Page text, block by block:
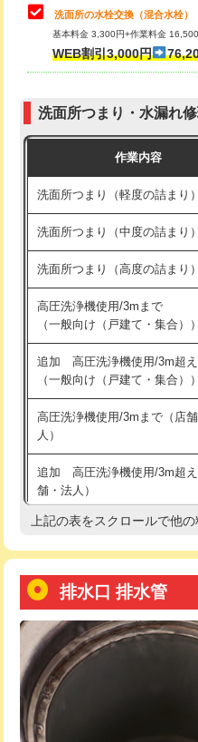
マス交換（深さ50㎝未満）
マス交換（深さ50㎝以上）
モルタル補修（厚さ10㎝まで）
モルタル補修（厚さ10㎝超え）
洗面台設置
バスタブ設置
追加人工
廃棄・処分
※給水管工事は20mmまでの
交換・取付(混合水栓（壁付・
式・ワンホール）)
（P/S/ポップアップ））
交換・取付（その他部品）
持込商品取付（単水栓）
持込商品取付（混合水栓）
持込商品取付（浄水器・分岐
給水管工事※（ホール加工)
給水管工事※（バンド止め)
給水管工事※（支持金具設置)
給水管工事※（保温材使用（
め込み）)
給水管工事※（土の掘削・埋
業)
用/3ｍまで)
用（追加）/3ｍ超え)
給水管工事※（ライニング鋼
管・ポリ管・HT管使用/3ｍま
給水管工事※（ライニング鋼管
管・ポリ管・HT管使用/3ｍ超
排水管工事（土の掘削・埋め
洗面所の水栓交換（混合水栓）
基本料金 3,300円+作業料金
WEB割引3,000円
洗面所つまり・水漏れ
作業内容
洗面所つまり（軽度の詰まり）
洗面所つまり（中度の詰まり）
洗面所つまり（高度の詰まり）
高圧洗浄機使用/3mまで
（一般向け（戸建て・集合））
追加 高圧洗浄機使用/3m超え
（一般向け（戸建て・集合））
高圧洗浄機使用/3mまで（店
人）
追加 高圧洗浄機使用/3m超
舗・法人）
高度高圧洗浄換
トーラー機使用/3mまで
追加トーラー機使用/3m超え
カメラ調査
桝清掃
上記の表をスクロールで他
排水口 排水管